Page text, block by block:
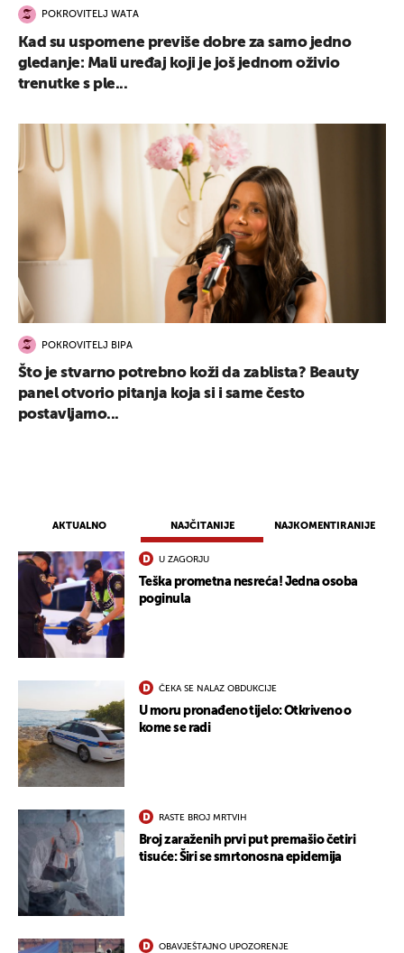
AKTUALNO NAJČITANIJE NAJKOMENTIRANIJE
U ZAGORJU
Teška prometna nesreća! Jedna osoba
poginula
ČEKA SE NALAZ OBDUKCIJE
U moru pronađeno tijelo: Otkriveno o
kome se radi
RASTE BROJ MRTVIH
Broj zaraženih prvi put premašio četiri
tisuće: Širi se smrtonosna epidemija
OBAVJEŠTAJNO UPOZORENJE
POKROVITELJ WATA
Kad su uspomene previše dobre za samo jedno
gledanje: Mali uređaj koji je još jednom oživio
trenutke s ple...
POKROVITELJ BIPA
Što je stvarno potrebno koži da zablista? Beauty
panel otvorio pitanja koja si i same često
postavljamo...
UKLJUČITE NOTIFIKACIJE